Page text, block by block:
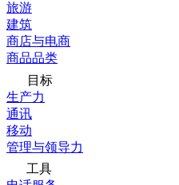
旅游
建筑
商店与电商
商品品类
目标
生产力
通讯
移动
管理与领导力
工具